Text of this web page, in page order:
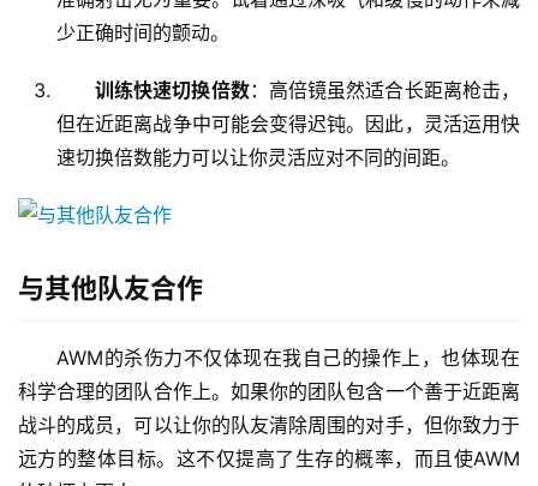
少正确时间的颤动。
训练快速切换倍数：高倍镜虽然适合长距离枪击，
但在近距离战争中可能会变得迟钝。因此，灵活运用快
速切换倍数能力可以让你灵活应对不同的间距。
与其他队友合作
AWM的杀伤力不仅体现在我自己的操作上，也体现在
科学合理的团队合作上。如果你的团队包含一个善于近距离
战斗的成员，可以让你的队友清除周围的对手，但你致力于
远方的整体目标。这不仅提高了生存的概率，而且使AWM